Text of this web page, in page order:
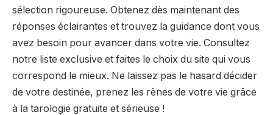
sélection rigoureuse. Obtenez dès maintenant des
réponses éclairantes et trouvez la guidance dont vous
avez besoin pour avancer dans votre vie. Consultez
notre liste exclusive et faites le choix du site qui vous
correspond le mieux. Ne laissez pas le hasard décider
de votre destinée, prenez les rênes de votre vie grâce
à la tarologie gratuite et sérieuse !